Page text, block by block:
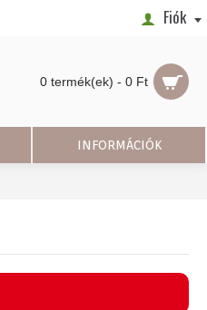
Fiók
0 termék(ek) - 0 Ft
INFORMÁCIÓK